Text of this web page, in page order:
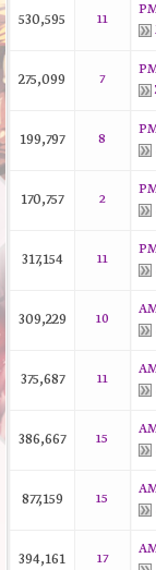
11
530,595
7
275,099
8
199,797
2
170,757
11
317,154
10
309,229
11
375,687
15
386,667
15
877,159
17
394,161